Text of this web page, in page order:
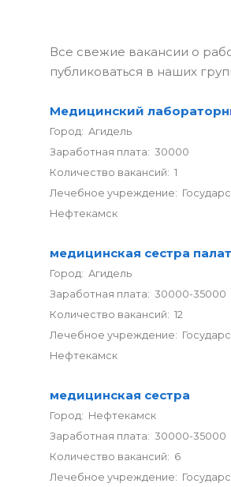
Все свежие вакансии о
публиковаться в наших
Медицинский
Город: Агидель
Заработная плата: 30000
Количество вакансий: 1
Лечебное учреждение:
Нефтекамск
медицинская сестра
Город: Агидель
Заработная плата: 30000-35000
Количество вакансий: 12
Лечебное учреждение:
Нефтекамск
медицинская сестра
Город: Нефтекамск
Заработная плата: 30000-35000
Количество вакансий: 6
Лечебное учреждение: